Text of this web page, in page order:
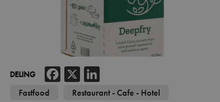
Fastfood
Restaurant - Cafe - Hotel
DELING Facebook
X